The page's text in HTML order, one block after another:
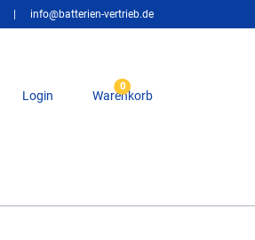
info@batterien-vertrieb.de
Login
0
Warenkorb